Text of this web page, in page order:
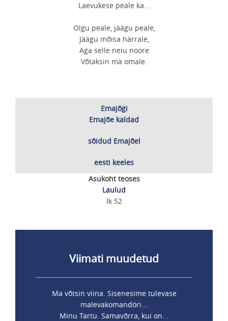
Laevukese peale ka...
Olgu peale, jäägu peale,
Jäägu mõisa härrale,
Aga selle neiu noore
Võtaksin ma omale.
Emajõgi
Emajõe kaldad
sõidud Emajõel
eesti keeles
Asukoht teoses
Laulud
lk 52
Viimati muudetud
Ma võtsin viina. Sisenesime tulevase
malevakomandöri...
Minu Tartu. Samavõrra, kui on...